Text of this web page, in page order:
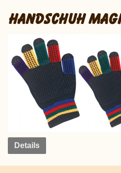
HANDSCHUH
Details